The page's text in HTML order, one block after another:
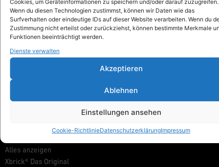
Cookies, um Geräteinformationen zu speichern und/oder darauf zuzugreifen.
Wenn du diesen Technologien zustimmst, können wir Daten wie das
Surfverhalten oder eindeutige IDs auf dieser Website verarbeiten. Wenn du
Zustimmung nicht erteilst oder zurückziehst, können bestimmte Merkmale
Funktionen beeinträchtigt werden.
Dienste verwalten
Akzeptieren
Ablehnen
Einstellungen ansehen
Cookie-RichtlinieDatenschutzerklärungImpressum
Xbrick®
designed by wd3_spatial design
wd3 GmbH
Seidenstraße 57
70174 Stuttgart
+49 711 284 977 20
Alles anzeigen
Xbrick® Das Original